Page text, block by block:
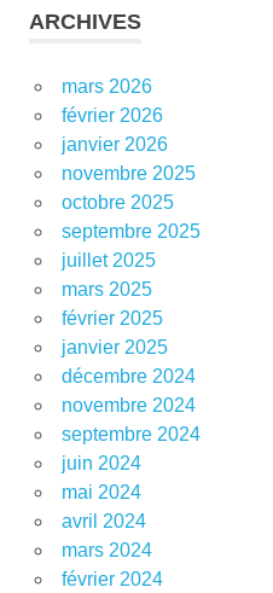
ARCHIVES
mars 2026
février 2026
janvier 2026
novembre 2025
octobre 2025
septembre 2025
juillet 2025
mars 2025
février 2025
janvier 2025
décembre 2024
novembre 2024
septembre 2024
juin 2024
mai 2024
avril 2024
mars 2024
février 2024